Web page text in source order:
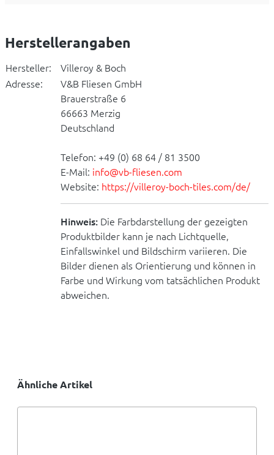
Herstellerangaben
Hersteller:
Villeroy & Boch
Adresse:
V&B Fliesen GmbH
Brauerstraße 6
66663 Merzig
Deutschland
Telefon: +49 (0) 68 64 / 81 3500
E-Mail: info@vb-fliesen.com
Website: https://villeroy-boch-tiles.com/de/
Hinweis: Die Farbdarstellung der gezeigten
Produktbilder kann je nach Lichtquelle,
Einfallswinkel und Bildschirm variieren. Die
Bilder dienen als Orientierung und können in
Farbe und Wirkung vom tatsächlichen Produkt
abweichen.
Ähnliche Artikel